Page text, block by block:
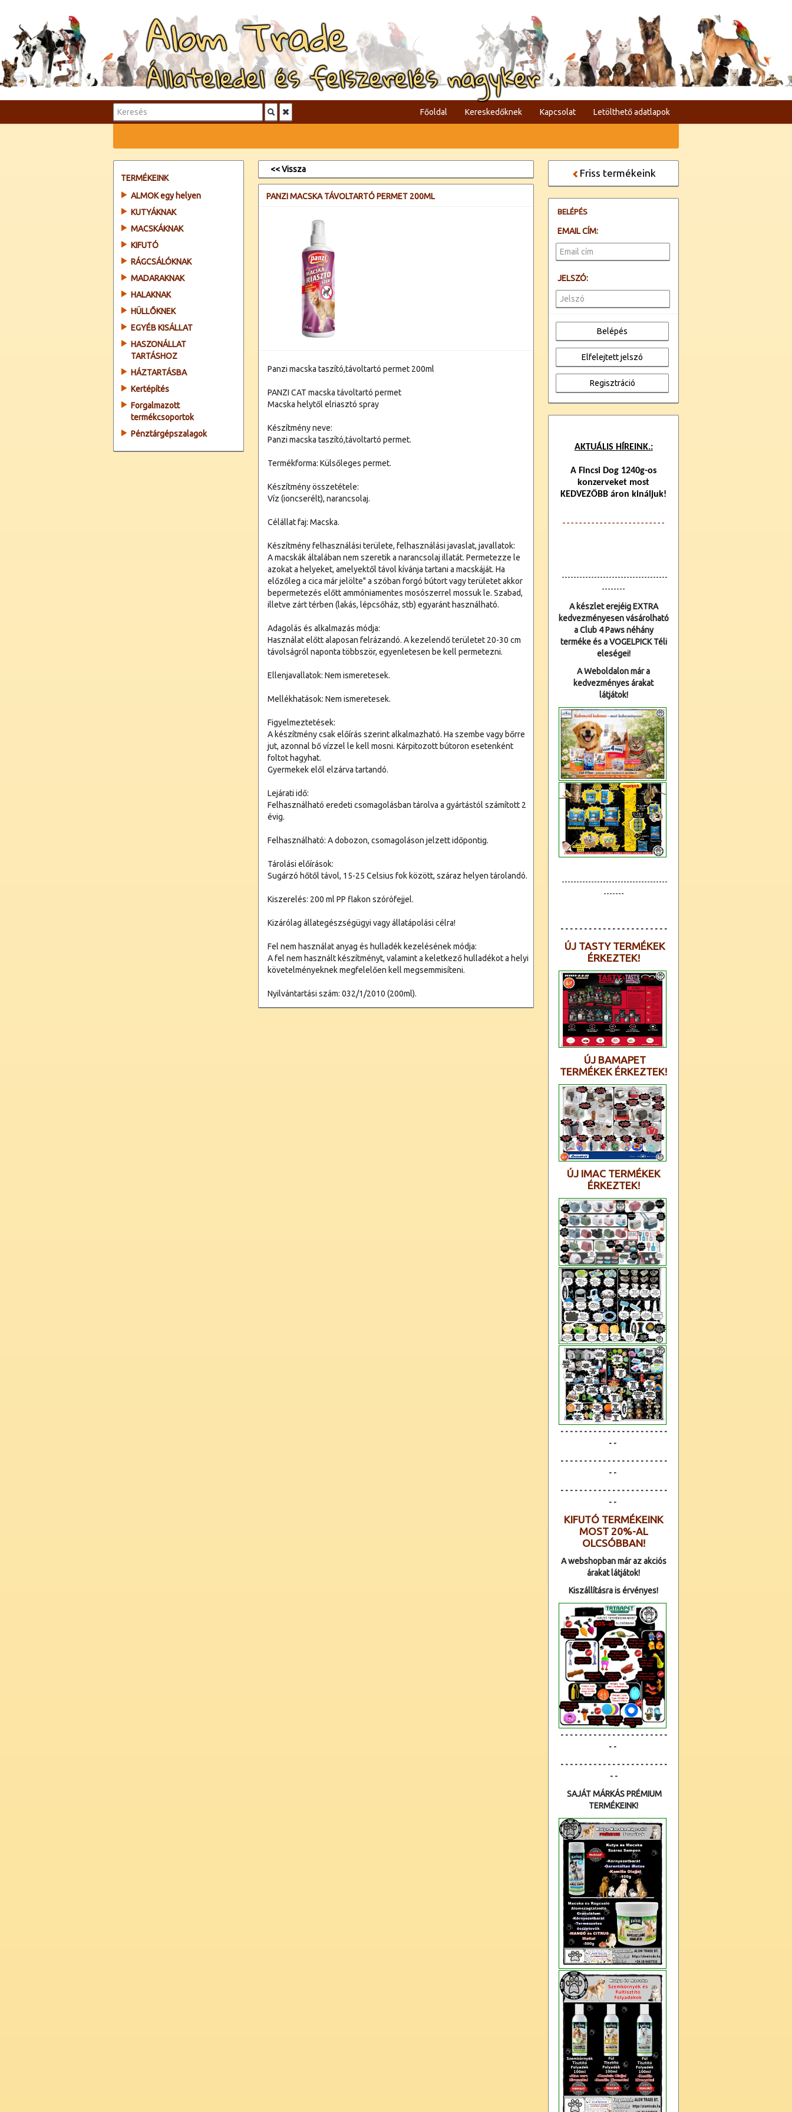
Alom Trade
Állateledel és felszerelés nagyker
Főoldal Kereskedőknek Kapcsolat Letölthető adatlapok
TERMÉKEINK
ALMOK egy helyen
KUTYÁKNAK
MACSKÁKNAK
KIFUTÓ
RÁGCSÁLÓKNAK
MADARAKNAK
HALAKNAK
HÜLLŐKNEK
EGYÉB KISÁLLAT
HASZONÁLLAT
TARTÁSHOZ
HÁZTARTÁSBA
Kertépítés
Forgalmazott
termékcsoportok
Pénztárgépszalagok
<< Vissza
PANZI MACSKA TÁVOLTARTÓ PERMET 200ML
Panzi macska taszító,távoltartó permet 200ml
PANZI CAT macska távoltartó permet
Macska helytől elriasztó spray
Készítmény neve:
Panzi macska taszító,távoltartó permet.
Termékforma: Külsőleges permet.
Készítmény összetétele:
Víz (ioncserélt), narancsolaj.
Célállat faj: Macska.
Készítmény felhasználási területe, felhasználási javaslat, javallatok:
A macskák általában nem szeretik a narancsolaj illatát. Permetezze le
azokat a helyeket, amelyektől távol kívánja tartani a macskáját. Ha
előzőleg a cica már jelölte" a szóban forgó bútort vagy területet akkor
bepermetezés előtt ammóniamentes mosószerrel mossuk le. Szabad,
illetve zárt térben (lakás, lépcsőház, stb) egyaránt használható.
Adagolás és alkalmazás módja:
Használat előtt alaposan felrázandó. A kezelendő területet 20-30 cm
távolságról naponta többször, egyenletesen be kell permetezni.
Ellenjavallatok: Nem ismeretesek.
Mellékhatások: Nem ismeretesek.
Figyelmeztetések:
A készítmény csak előírás szerint alkalmazható. Ha szembe vagy bőrre
jut, azonnal bő vízzel le kell mosni. Kárpitozott bútoron esetenként
foltot hagyhat.
Gyermekek elől elzárva tartandó.
Lejárati idő:
Felhasználható eredeti csomagolásban tárolva a gyártástól számított 2
évig.
Felhasználható: A dobozon, csomagoláson jelzett időpontig.
Tárolási előírások:
Sugárzó hőtől távol, 15-25 Celsius fok között, száraz helyen tárolandó.
Kiszerelés: 200 ml PP flakon szórófejjel.
Kizárólag állategészségügyi vagy állatápolási célra!
Fel nem használat anyag és hulladék kezelésének módja:
A fel nem használt készítményt, valamint a keletkező hulladékot a helyi
követelményeknek megfelelően kell megsemmisíteni.
Nyilvántartási szám: 032/1/2010 (200ml).
Friss termékeink
BELÉPÉS
EMAIL CÍM:
JELSZÓ:
AKTUÁLIS HÍREINK.:
A Fincsi Dog 1240g-os
konzerveket most
KEDVEZŐBB áron kináljuk!
- - - - - - - - - - - - -- - - - - - - - - - - -
------------------------------------
--------
A készlet erejéig EXTRA
kedvezményesen vásárolható
a Club 4 Paws néhány
terméke és a VOGELPICK Téli
eleségei!
A Weboldalon már a
kedvezményes árakat
látjátok!
------------------------------------
-------
- - - - - - - - - - - - - - - - - - - - - - -
ÚJ TASTY TERMÉKEK
ÉRKEZTEK!
ÚJ BAMAPET
TERMÉKEK ÉRKEZTEK!
ÚJ IMAC TERMÉKEK
ÉRKEZTEK!
- - - - - - - - - - - - - - - - - - - - - - -
- -
- - - - - - - - - - - - - - - - - - - - - - -
- -
- - - - - - - - - - - - - - - - - - - - - - -
- -
KIFUTÓ TERMÉKEINK
MOST 20%-AL
OLCSÓBBAN!
A webshopban már az akciós
árakat látjátok!
Kiszállításra is érvényes!
- - - - - - - - - - - - - - - - - - - - - - -
- -
- - - - - - - - - - - - - - - - - - - - - - -
- -
SAJÁT MÁRKÁS PRÉMIUM
TERMÉKEINK!